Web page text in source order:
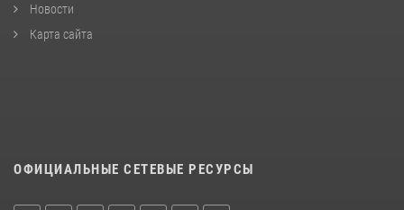
Новости
Карта сайта
ОФИЦИАЛЬНЫЕ СЕТЕВЫЕ РЕСУРСЫ